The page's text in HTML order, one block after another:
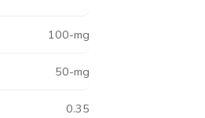
100-mg
50-mg
0.35